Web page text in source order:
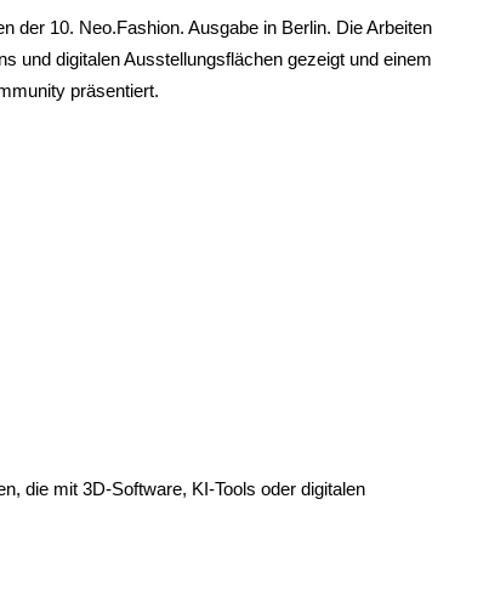
der 10. Neo.Fashion. Ausgabe in Berlin. Die Arbeiten
und digitalen Ausstellungsflächen gezeigt und einem
präsentiert.
die mit 3D-Software, KI-Tools oder digitalen